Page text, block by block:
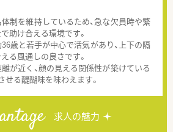
制を維持しているため、急な欠員時や繁
助け合える環境です。
歳と若手が中心で活気があり、上下の隔
る風通しの良さです。
が近く、顔の見える関係性が築けている
せる醍醐味を味わえます。
求人の魅力